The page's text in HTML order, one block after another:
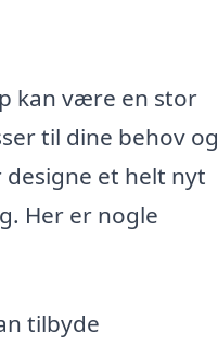
kan være en stor
til dine behov og
et helt nyt
Her er nogle
tilbyde